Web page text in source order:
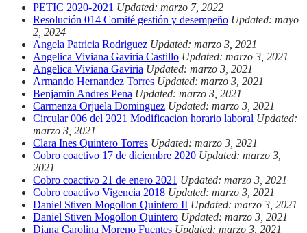
PETIC 2020-2021 Updated: marzo 7, 2022
Resolución 014 Comité gestión y desempeño Updated: mayo
2, 2024
Angela Patricia Rodriguez Updated: marzo 3, 2021
Angelica Viviana Gaviria Castillo Updated: marzo 3, 2021
Angelica Viviana Gaviria Updated: marzo 3, 2021
Armando Hernandez Torres Updated: marzo 3, 2021
Benjamin Andres Pena Updated: marzo 3, 2021
Carmenza Orjuela Dominguez Updated: marzo 3, 2021
Circular 006 del 2021 Modificacion horario laboral Updated:
marzo 3, 2021
Clara Ines Quintero Torres Updated: marzo 3, 2021
Cobro coactivo 17 de diciembre 2020 Updated: marzo 3,
2021
Cobro coactivo 21 de enero 2021 Updated: marzo 3, 2021
Cobro coactivo Vigencia 2018 Updated: marzo 3, 2021
Daniel Stiven Mogollon Quintero II Updated: marzo 3, 2021
Daniel Stiven Mogollon Quintero Updated: marzo 3, 2021
Diana Carolina Moreno Fuentes Updated: marzo 3, 2021